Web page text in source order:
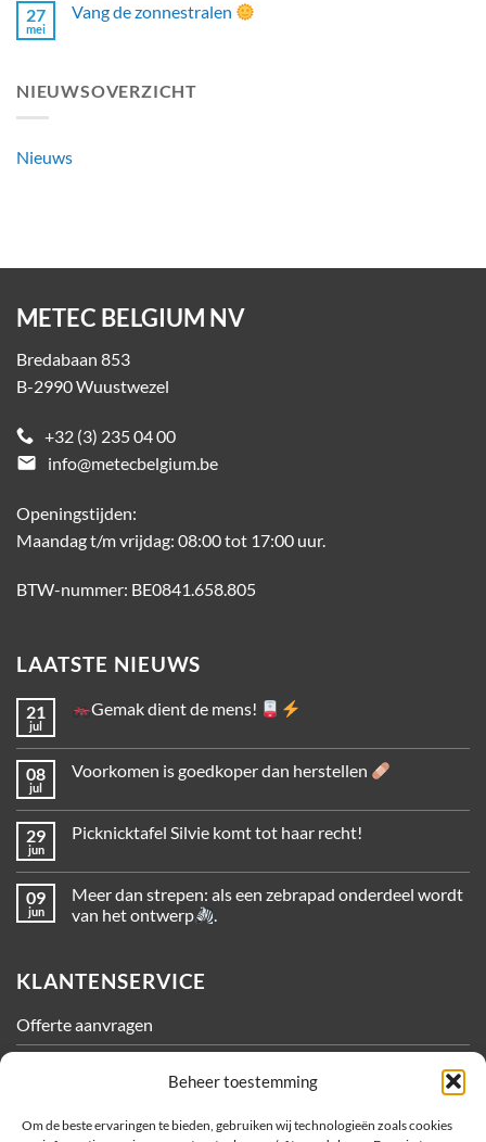
Beheer toestemming
Om de beste ervaringen te bieden, gebruiken wij technologieën zoals cookies
27
mei
Vang de zonnestralen
NIEUWSOVERZICHT
Nieuws
METEC BELGIUM NV
Bredabaan 853
B-2990 Wuustwezel
+32 (3) 235 04 00
email
info@metecbelgium.be
Openingstijden:
Maandag t/m vrijdag: 08:00 tot 17:00 uur.
BTW-nummer: BE0841.658.805
LAATSTE NIEUWS
21
jul
Gemak dient de mens!
08
jul
Voorkomen is goedkoper dan herstellen
29
jun
Picknicktafel Silvie komt tot haar recht!
09
jun
Meer dan strepen: als een zebrapad onderdeel wordt
van het ontwerp
.
KLANTENSERVICE
Offerte aanvragen